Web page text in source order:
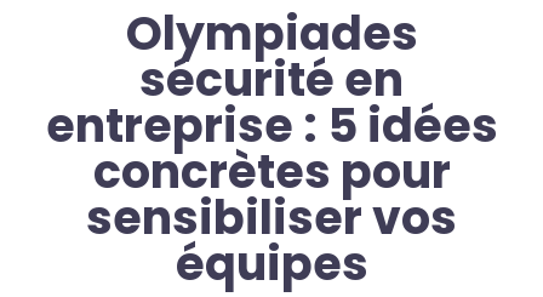
Olympiades
sécurité en
entreprise : 5 idées
concrètes pour
sensibiliser vos
équipes